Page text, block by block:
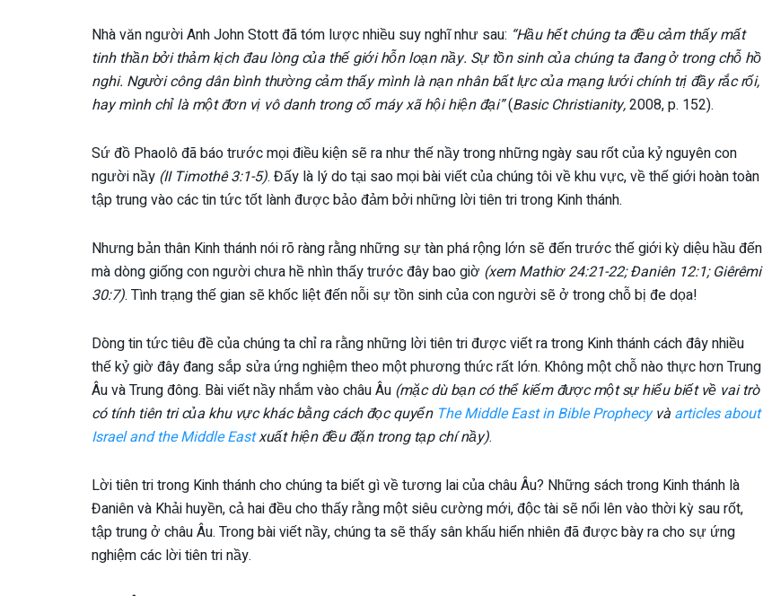
Nhà văn người Anh John Stott đã tóm lược nhiều suy nghĩ như sau: “Hầu hết chúng ta đều cảm thấy mất
tinh thần bởi thảm kịch đau lòng của thế giới hỗn loạn nầy. Sự tồn sinh của chúng ta đang ở trong chỗ hồ
nghi. Người công dân bình thường cảm thấy mình là nạn nhân bất lực của mạng lưới chính trị đầy rắc rối,
hay mình chỉ là một đơn vị vô danh trong cổ máy xã hội hiện đại”(Basic Christianity,2008, p. 152).
Sứ đồ Phaolô đã báo trước mọi điều kiện sẽ ra như thế nầy trong những ngày sau rốt của kỷ nguyên con
người nầy (II Timothê 3:1-5). Đấy là lý do tại sao mọi bài viết của chúng tôi về khu vực, về thế giới hoàn toàn
tập trung vào các tin tức tốt lành được bảo đảm bởi những lời tiên tri trong Kinh thánh.
Nhưng bản thân Kinh thánh nói rõ ràng rằng những sự tàn phá rộng lớn sẽ đến trước thế giới kỳ diệu hầu đến
mà dòng giống con người chưa hề nhìn thấy trước đây bao giờ (xem Mathiơ 24:21-22; Đaniên 12:1; Giêrêmi
30:7). Tình trạng thế gian sẽ khốc liệt đến nỗi sự tồn sinh của con người sẽ ở trong chỗ bị đe dọa!
Dòng tin tức tiêu đề của chúng ta chỉ ra rằng những lời tiên tri được viết ra trong Kinh thánh cách đây nhiều
thế kỷ giờ đây đang sắp sửa ứng nghiệm theo một phương thức rất lớn. Không một chỗ nào thực hơn Trung
Âu và Trung đông. Bài viết nầy nhắm vào châu Âu (mặc dù bạn có thể kiếm được một sự hiểu biết về vai trò
có tính tiên tri của khu vực khác bằng cách đọc quyển The Middle East in Bible Prophecyvà articles about
Israel and the Middle Eastxuất hiện đều đặn trong tạp chí nầy).
Lời tiên tri trong Kinh thánh cho chúng ta biết gì về tương lai của châu Âu? Những sách trong Kinh thánh là
Đaniên và Khải huyền, cả hai đều cho thấy rằng một siêu cường mới, độc tài sẽ nổi lên vào thời kỳ sau rốt,
tập trung ở châu Âu. Trong bài viết nầy, chúng ta sẽ thấy sân khấu hiển nhiên đã được bày ra cho sự ứng
nghiệm các lời tiên tri nầy.